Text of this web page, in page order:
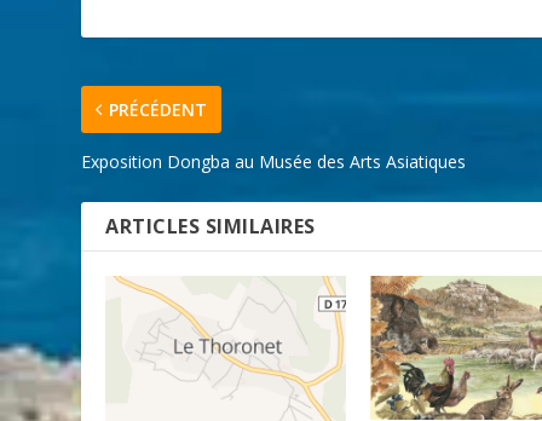
PRÉCÉDENT
Exposition Dongba au Musée des Arts Asiatiques
ARTICLES SIMILAIRES